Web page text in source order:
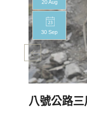
20 Aug
30 Sep
八號公路三